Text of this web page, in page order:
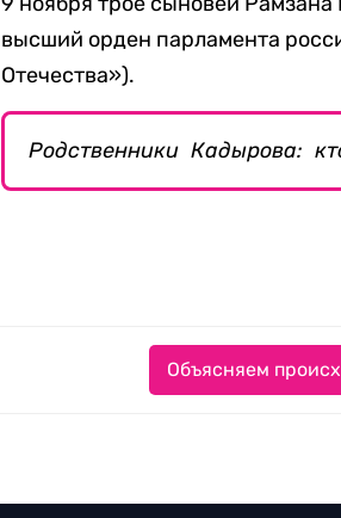
высший орден парламента
Отечества»).
Родственники Кадырова:
Объясняем